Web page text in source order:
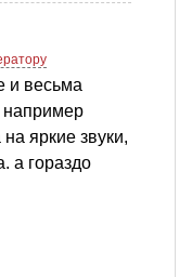
и весьма
например
яркие звуки,
а гораздо